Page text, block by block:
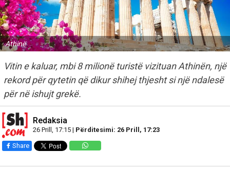
Athinë
Vitin e kaluar, mbi 8 milionë turistë vizituan Athinën, një
rekord për qytetin që dikur shihej thjesht si një ndalesë
për në ishujt grekë.
Redaksia
26 Prill, 17:15 | Përditesimi: 26 Prill, 17:23
Share